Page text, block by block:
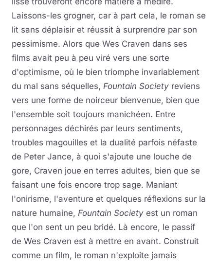
Laissons-les grogner, car à part cela, le roman se
lit sans déplaisir et réussit à surprendre par son
pessimisme. Alors que Wes Craven dans ses
films avait peu à peu viré vers une sorte
d'optimisme, où le bien triomphe invariablement
du mal sans séquelles, Fountain Society reviens
vers une forme de noirceur bienvenue, bien que
l'ensemble soit toujours manichéen. Entre
personnages déchirés par leurs sentiments,
troubles magouilles et la dualité parfois néfaste
de Peter Jance, à quoi s'ajoute une louche de
gore, Craven joue en terres adultes, bien que se
faisant une fois encore trop sage. Maniant
l'onirisme, l'aventure et quelques réflexions sur la
nature humaine, Fountain Society est un roman
que l'on sent un peu bridé. Là encore, le passif
de Wes Craven est à mettre en avant. Construit
comme un film, le roman n'exploite jamais